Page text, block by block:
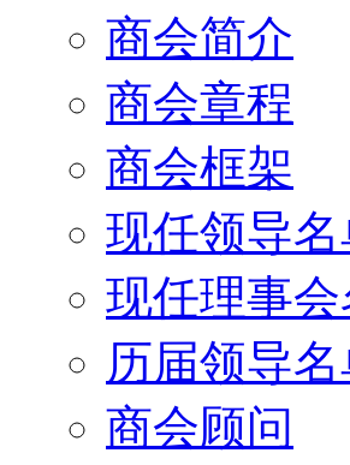
商会简介
商会章程
商会框架
现任领导名
现任理事
历届领导
商会顾问